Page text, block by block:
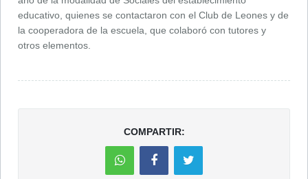
educativo, quienes se contactaron con el Club de Leones y de
la cooperadora de la escuela, que colaboró con tutores y
otros elementos.
COMPARTIR: